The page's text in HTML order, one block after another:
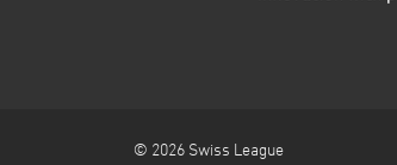
© 2026 Swiss League